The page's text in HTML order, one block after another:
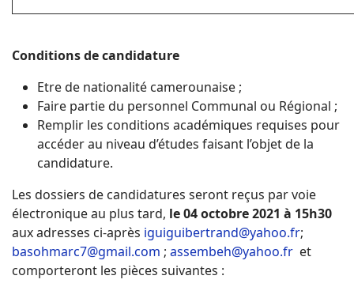
Conditions de candidature
Etre de nationalité camerounaise ;
Faire partie du personnel Communal ou Régional ;
Remplir les conditions académiques requises pour
accéder au niveau d’études faisant l’objet de la
candidature.
Les dossiers de candidatures seront reçus par voie
électronique au plus tard, le 04 octobre 2021 à 15h30
aux adresses ci-après iguiguibertrand@yahoo.fr;
basohmarc7@gmail.com ; assembeh@yahoo.fr et
comporteront les pièces suivantes :